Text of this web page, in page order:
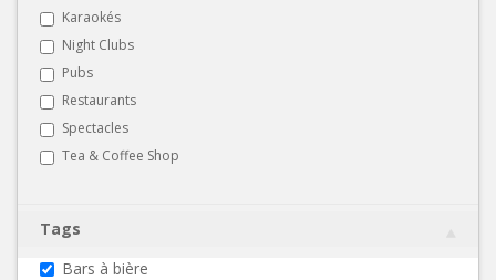
Karaokés
Night Clubs
Pubs
Restaurants
Spectacles
Tea & Coffee Shop
Tags
Bars à bière